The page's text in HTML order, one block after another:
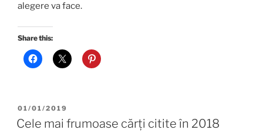
alegere va face.
Share this:
POSTED
ON
01/01/2019
Cele mai frumoase cărți citite în 2018